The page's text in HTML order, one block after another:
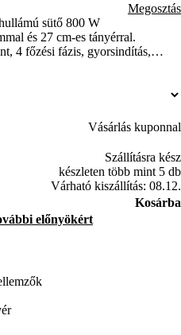
Megosztás
sütő 800 W
és 27 cm-es tányérral.
4 főzési fázis, gyorsindítás,
Vásárlás kuponnal
Szállításra kész
készleten több mint 5 db
Várható kiszállítás: 08.12.
Kosárba
előnyökért